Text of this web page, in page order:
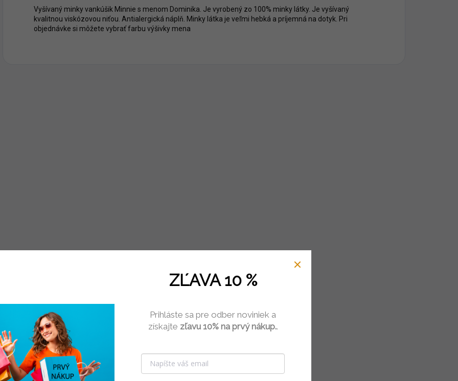
Vyšívaný minky vankúšik Minnie s menom Dominika. Je vyrobený zo 100% minky látky. Je vyšívaný
kvalitnou viskózovou niťou. Antialergická náplň. Minky látka je veľmi hebká a príjemná na dotyk. Pri
objednávke si môžete vybrať farbu výšivky mena
ZĽAVA 10 %
Prihláste sa pre odber noviniek a
získajte zľavu 10% na prvý nákup..